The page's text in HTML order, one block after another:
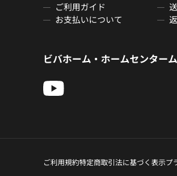
ご利用ガイド
お支払いについて
ビバホーム・ホームセンター
ご利用規約特定商取引法に基づく表示プ